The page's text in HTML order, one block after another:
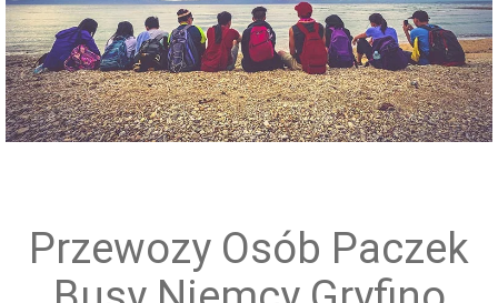
Przewóz grup zorganizowanych
Przewozy Osób Paczek